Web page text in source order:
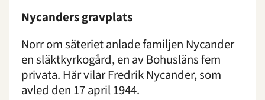
Nycanders gravplats
Norr om säteriet anlade familjen Nycander
en släktkyrkogård, en av Bohusläns fem
privata. Här vilar Fredrik Nycander, som
avled den 17 april 1944.